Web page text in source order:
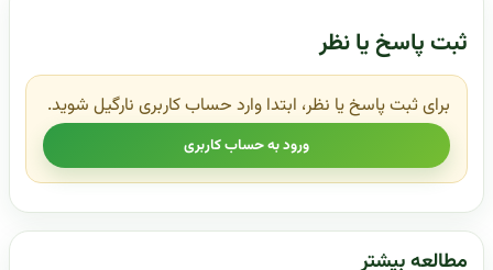
ثبت پاسخ یا نظر
برای ثبت پاسخ یا نظر، ابتدا وارد حساب کاربری نارگیل شوید.
ورود به حساب کاربری
مطالعه بیشتر